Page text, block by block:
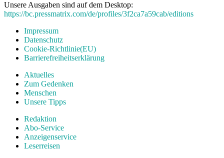
Unsere Ausgaben sind auf dem Desktop:
https://bc.pressmatrix.com/de/profiles/3f2ca7a59cab/editions
Impressum
Datenschutz
Cookie-Richtlinie(EU)
Barrierefreiheitserklärung
Aktuelles
Zum Gedenken
Menschen
Unsere Tipps
Redaktion
Abo-Service
Anzeigenservice
Leserreisen